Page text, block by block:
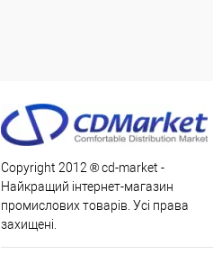
Copyright 2012 ® cd-market -
Найкращий інтернет-магазин
промислових товарів. Усі права
захищені.